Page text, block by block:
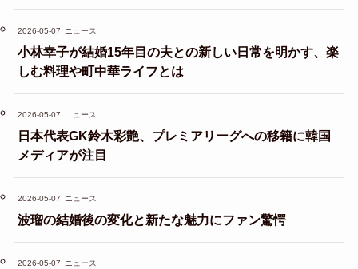
2026-05-07 ニュース
小林幸子が結婚15年目の夫との新しい日常を明かす、楽
しむ料理や町中華ライフとは
2026-05-07 ニュース
日本代表GK鈴木彩艶、プレミアリーグへの移籍に韓国
メディアが注目
2026-05-07 ニュース
波瑠の結婚後の変化と新たな魅力にファン驚愕
2026-05-07 ニュース